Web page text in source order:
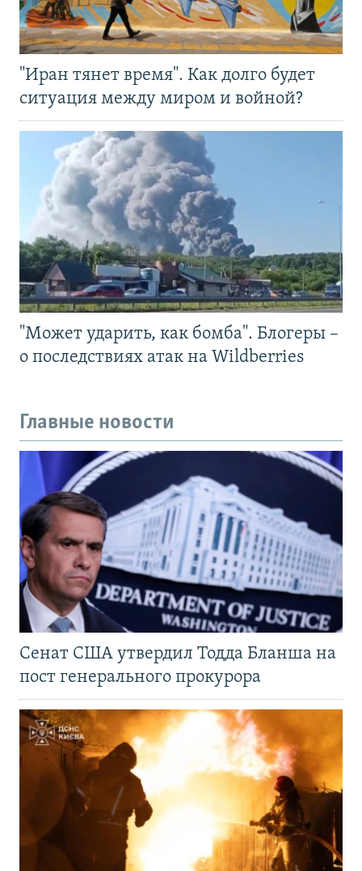
"Иран тянет время". Как долго будет
ситуация между миром и войной?
"Может ударить, как бомба". Блогеры –
о последствиях атак на Wildberries
Главные новости
Сенат США утвердил Тодда Бланша на
пост генерального прокурора